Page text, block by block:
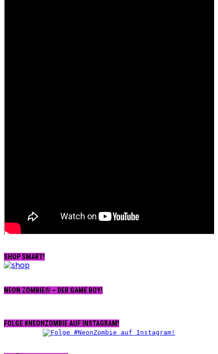
SHOP SMART!
NEON ZOMBIE® – DER GAME BOY!
FOLGE #NEONZOMBIE AUF INSTAGRAM!